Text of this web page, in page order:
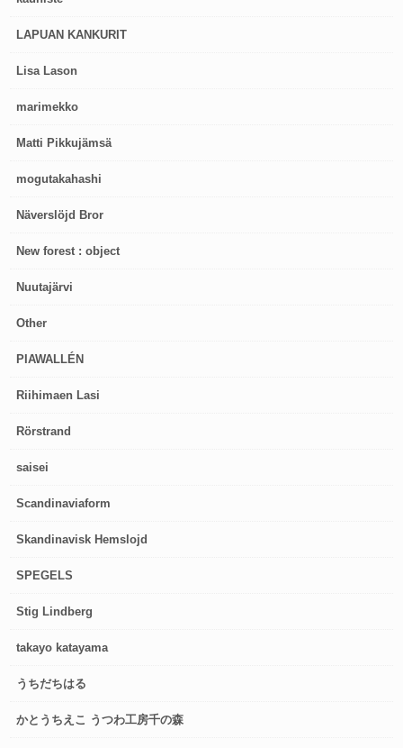
LAPUAN KANKURIT
Lisa Lason
marimekko
Matti Pikkujämsä
mogutakahashi
Näverslöjd Bror
New forest : object
Nuutajärvi
Other
PIAWALLÉN
Riihimaen Lasi
Rörstrand
saisei
Scandinaviaform
Skandinavisk Hemslojd
SPEGELS
Stig Lindberg
takayo katayama
うちだちはる
かとうちえこ うつわ工房千の森